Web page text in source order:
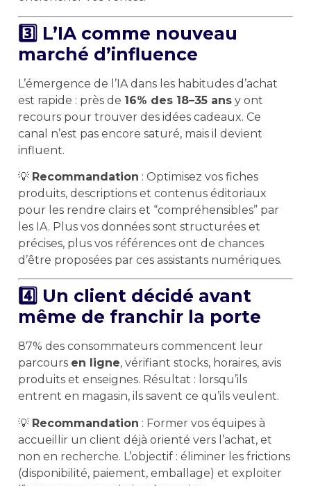
3️⃣ L’IA comme nouveau
marché d’influence
L’émergence de l’IA dans les habitudes d’achat
est rapide : près de 16% des 18–35 ans y ont
recours pour trouver des idées cadeaux. Ce
canal n’est pas encore saturé, mais il devient
influent.
💡 Recommandation : Optimisez vos fiches
produits, descriptions et contenus éditoriaux
pour les rendre clairs et “compréhensibles” par
les IA. Plus vos données sont structurées et
précises, plus vos références ont de chances
d’être proposées par ces assistants numériques.
4️⃣ Un client décidé avant
même de franchir la porte
87% des consommateurs commencent leur
parcours en ligne, vérifiant stocks, horaires, avis
produits et enseignes. Résultat : lorsqu’ils
entrent en magasin, ils savent ce qu’ils veulent.
💡 Recommandation : Former vos équipes à
accueillir un client déjà orienté vers l’achat, et
non en recherche. L’objectif : éliminer les frictions
(disponibilité, paiement, emballage) et exploiter